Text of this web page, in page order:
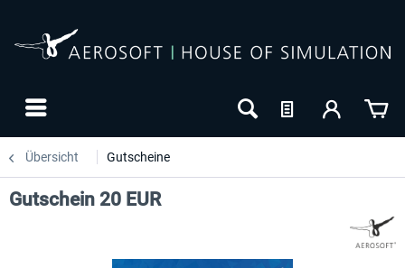
Übersicht Gutscheine
Gutschein 20 EUR